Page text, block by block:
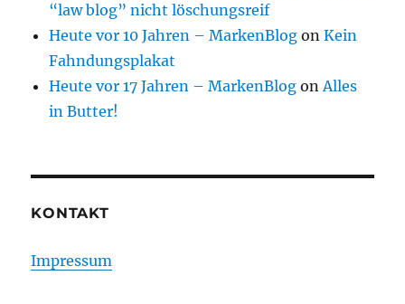
“law blog” nicht löschungsreif
Heute vor 10 Jahren – MarkenBlog onKein
Fahndungsplakat
Heute vor 17 Jahren – MarkenBlog onAlles
in Butter!
KONTAKT
Impressum